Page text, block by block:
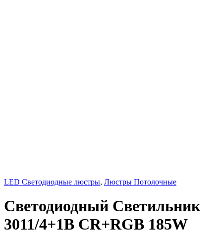
LED Светодиодные люстры, Люстры Потолочные
Светодиодный Светильник
3011/4+1B CR+RGB 185W